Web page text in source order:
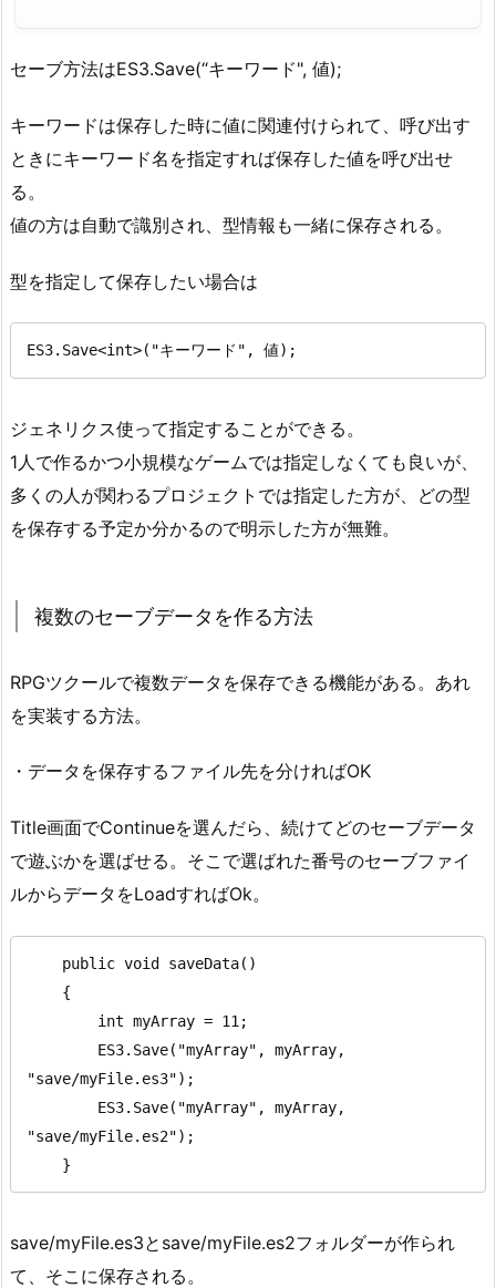
セーブ方法はES3.Save(“キーワード", 値);
キーワードは保存した時に値に関連付けられて、呼び出す
ときにキーワード名を指定すれば保存した値を呼び出せ
る。
値の方は自動で識別され、型情報も一緒に保存される。
型を指定して保存したい場合は
ES3.Save<int>("キーワード", 値);
ジェネリクス使って指定することができる。
1人で作るかつ小規模なゲームでは指定しなくても良いが、
多くの人が関わるプロジェクトでは指定した方が、どの型
を保存する予定か分かるので明示した方が無難。
複数のセーブデータを作る方法
RPGツクールで複数データを保存できる機能がある。あれ
を実装する方法。
・データを保存するファイル先を分ければOK
Title画面でContinueを選んだら、続けてどのセーブデータ
で遊ぶかを選ばせる。そこで選ばれた番号のセーブファイ
ルからデータをLoadすればOk。
"save/myFile.es3");
"save/myFile.es2");
    }
save/myFile.es3とsave/myFile.es2フォルダーが作られ
て、そこに保存される。